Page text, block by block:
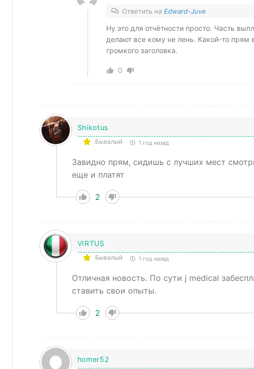
Ответить на Edward-Juve
Ну это для отчётности просто. Часть
делают все кому не лень. Какой-то прям
громкого заголовка.
0
Shikotus
Бывалый 1 год назад
Завидно прям, сидишь с лучших мест
еще и платят
2
VIRTUS
Бывалый 1 год назад
Отличная новость. По сути j medical
ставить свои опыты.
2
homer52